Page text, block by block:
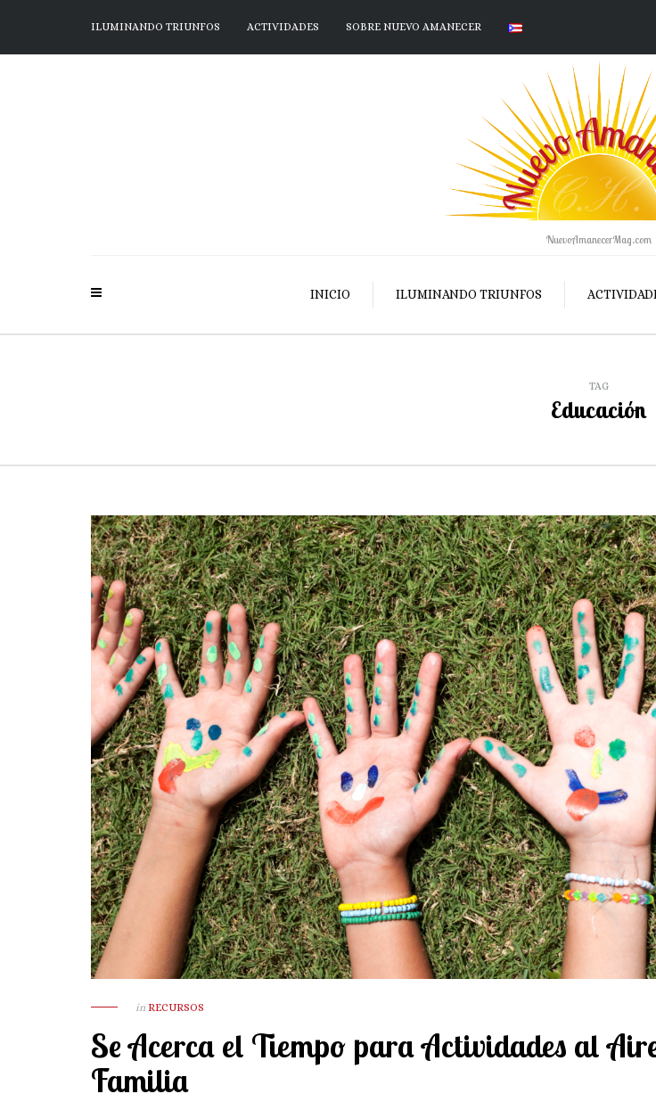
ILUMINANDO TRIUNFOS ACTIVIDADES SOBRE NUEVO AMANECER
NuevoAmanecerMag.com
INICIO ILUMINANDO TRIUNFOS
TAG
Educación
in RECURSOS
Se Acerca el Tiempo para Actividades al
Familia